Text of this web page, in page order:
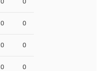
0 0
0 0
0 0
0 0